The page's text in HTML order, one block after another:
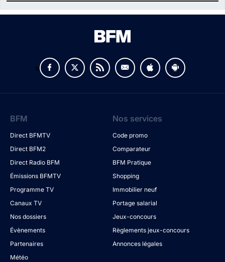
v
BFM
Direct BFMTV
Direct BFM2
Direct Radio BFM
Émissions BFMTV
Programme TV
Canaux TV
Nos dossiers
Évènements
Partenaires
Météo
Nos services
Code promo
Comparateur
BFM Pratique
Shopping
Immobilier neuf
Portage salarial
Jeux-concours
Règlements jeux-concours
Annonces légales